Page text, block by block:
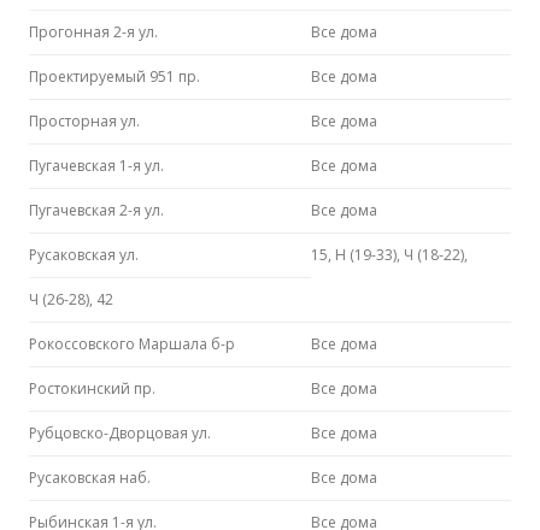
Прогонная 2-я ул. Все дома
Проектируемый 951 пр. Все дома
Просторная ул. Все дома
Пугачевская 1-я ул. Все дома
Пугачевская 2-я ул. Все дома
Русаковская ул. 15, Н (19-33), Ч (18-22),
Ч (26-28), 42
Рокоссовского Маршала б-р Все дома
Ростокинский пр. Все дома
Рубцовско-Дворцовая ул. Все дома
Русаковская наб. Все дома
Рыбинская 1-я ул. Все дома